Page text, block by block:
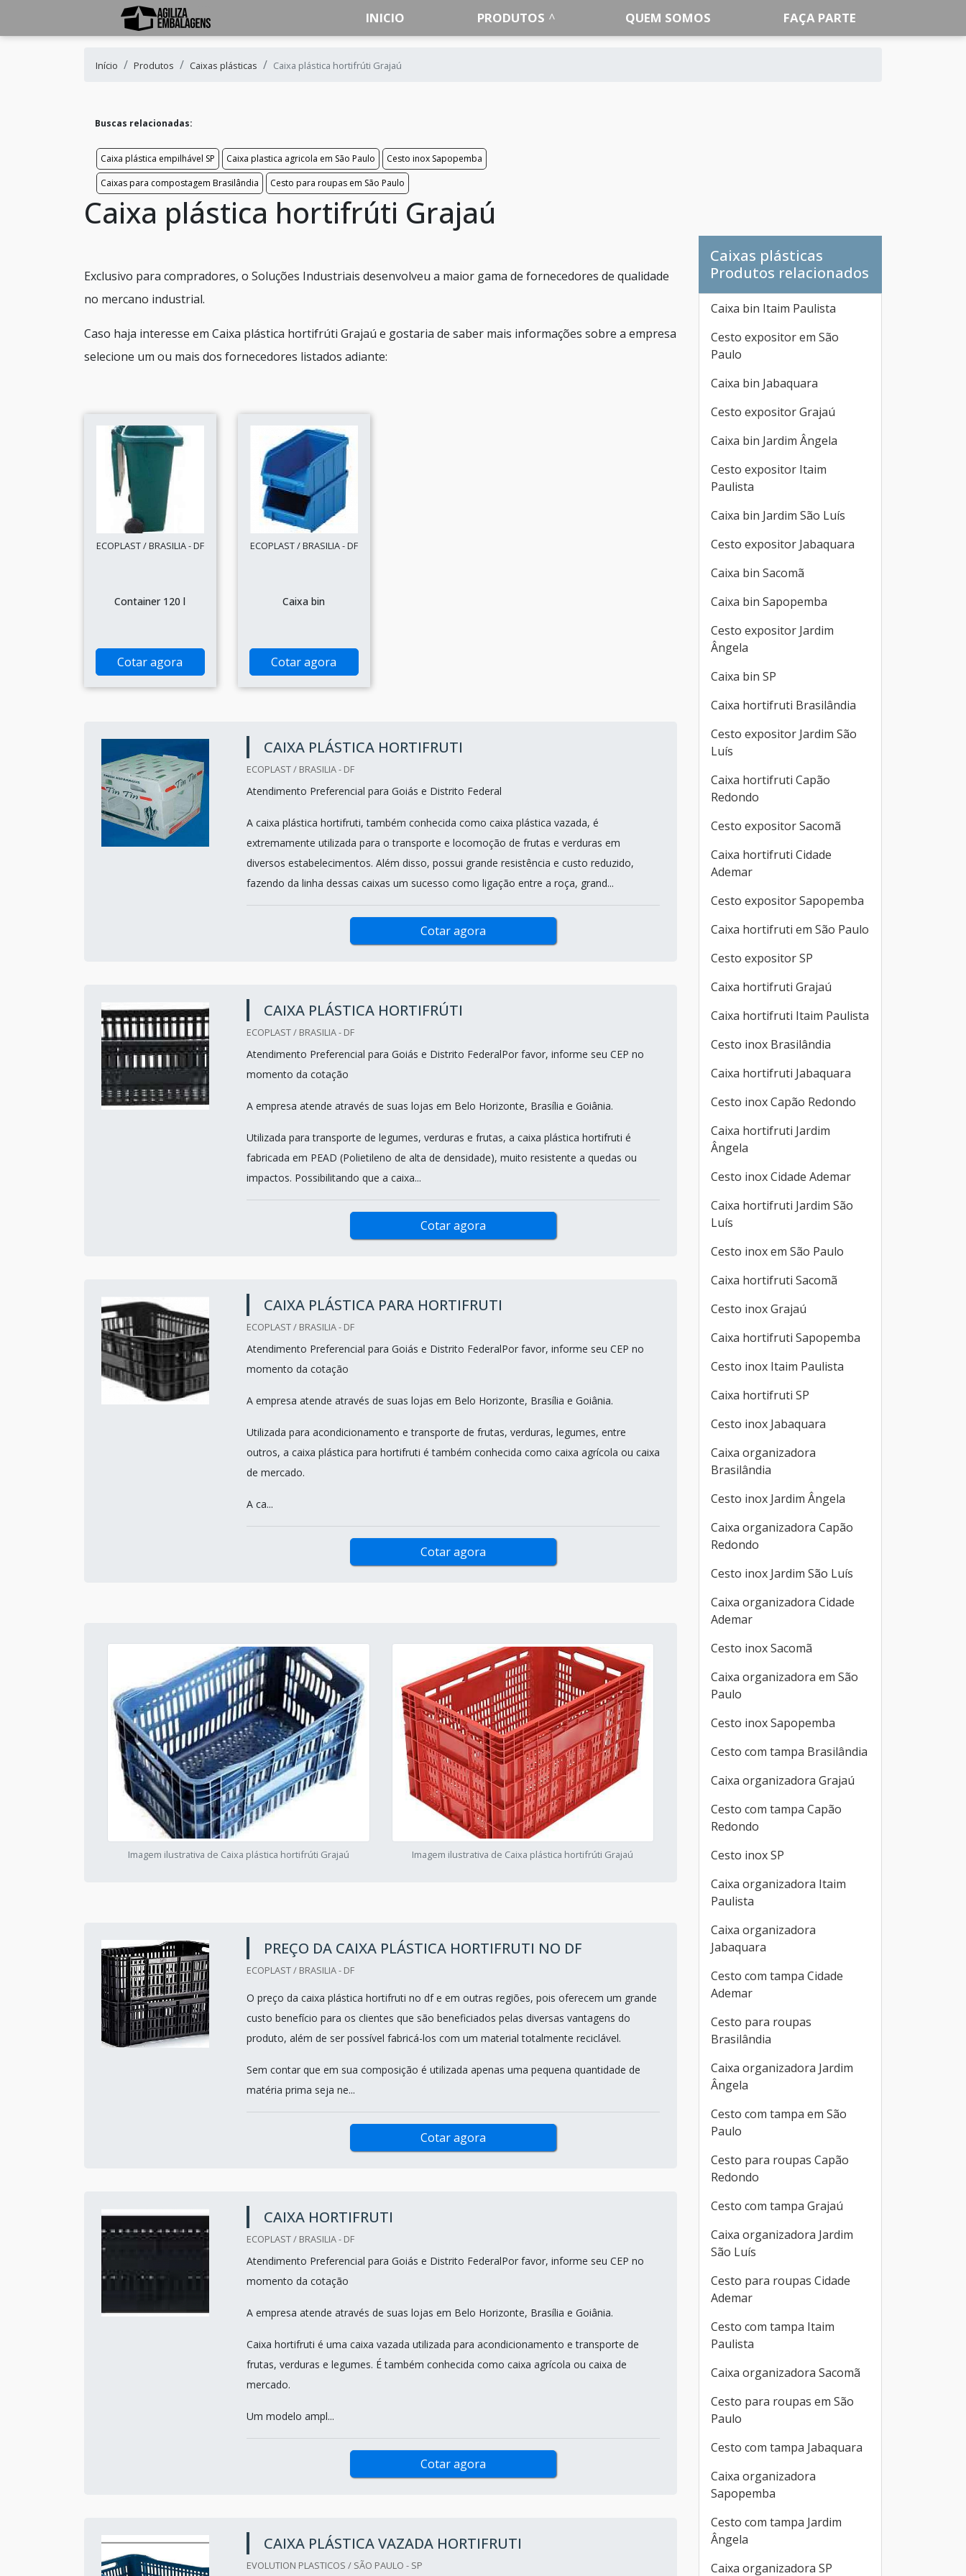
INICIO PRODUTOS QUEM SOMOS FAÇA PARTE
Início Produtos Caixas plásticas Caixa plástica hortifrúti Grajaú
Buscas relacionadas:
Caixa plástica empilhável SP Caixa plastica agricola em São Paulo
Cesto inox Sapopemba
Caixas para compostagem Brasilândia
Cesto para roupas em São Paulo
Caixa plástica hortifrúti Grajaú
Exclusivo para compradores, o Soluções Industriais desenvolveu a maior gama de fornecedores de qualidade
no mercano industrial.
Caso haja interesse em Caixa plástica hortifrúti Grajaú e gostaria de saber mais informações sobre a empresa
selecione um ou mais dos fornecedores listados adiante:
ECOPLAST / BRASILIA - DF
Container 120 l
Cotar agora
ECOPLAST / BRASILIA - DF
Caixa bin
Cotar agora
CAIXA PLÁSTICA HORTIFRUTI
ECOPLAST / BRASILIA - DF
Atendimento Preferencial para Goiás e Distrito Federal
A caixa plástica hortifruti, também conhecida como caixa plástica vazada, é
extremamente utilizada para o transporte e locomoção de frutas e verduras em
diversos estabelecimentos. Além disso, possui grande resistência e custo reduzido,
fazendo da linha dessas caixas um sucesso como ligação entre a roça, grand...
Cotar agora
CAIXA PLÁSTICA HORTIFRÚTI
ECOPLAST / BRASILIA - DF
Atendimento Preferencial para Goiás e Distrito FederalPor favor, informe seu CEP no
momento da cotação
A empresa atende através de suas lojas em Belo Horizonte, Brasília e Goiânia.
Utilizada para transporte de legumes, verduras e frutas, a caixa plástica hortifruti é
fabricada em PEAD (Polietileno de alta de densidade), muito resistente a quedas ou
impactos. Possibilitando que a caixa...
Cotar agora
CAIXA PLÁSTICA PARA HORTIFRUTI
ECOPLAST / BRASILIA - DF
Atendimento Preferencial para Goiás e Distrito FederalPor favor, informe seu CEP no
momento da cotação
A empresa atende através de suas lojas em Belo Horizonte, Brasília e Goiânia.
Utilizada para acondicionamento e transporte de frutas, verduras, legumes, entre
outros, a caixa plástica para hortifruti é também conhecida como caixa agrícola ou caixa
de mercado.
A ca...
Cotar agora
Imagem ilustrativa de Caixa plástica hortifrúti Grajaú Imagem ilustrativa de Caixa plástica hortifrúti Grajaú
PREÇO DA CAIXA PLÁSTICA HORTIFRUTI NO DF
ECOPLAST / BRASILIA - DF
O preço da caixa plástica hortifruti no df e em outras regiões, pois oferecem um grande
custo benefício para os clientes que são beneficiados pelas diversas vantagens do
produto, além de ser possível fabricá-los com um material totalmente reciclável.
Sem contar que em sua composição é utilizada apenas uma pequena quantidade de
matéria prima seja ne...
Cotar agora
CAIXA HORTIFRUTI
ECOPLAST / BRASILIA - DF
Atendimento Preferencial para Goiás e Distrito FederalPor favor, informe seu CEP no
momento da cotação
A empresa atende através de suas lojas em Belo Horizonte, Brasília e Goiânia.
Caixa hortifruti é uma caixa vazada utilizada para acondicionamento e transporte de
frutas, verduras e legumes. É também conhecida como caixa agrícola ou caixa de
mercado.
Um modelo ampl...
Cotar agora
CAIXA PLÁSTICA VAZADA HORTIFRUTI
EVOLUTION PLASTICOS / SÃO PAULO - SP
Caixas plásticas
Produtos relacionados
Caixa bin Itaim Paulista
Cesto expositor em São
Paulo
Caixa bin Jabaquara
Cesto expositor Grajaú
Caixa bin Jardim Ângela
Cesto expositor Itaim
Paulista
Caixa bin Jardim São Luís
Cesto expositor Jabaquara
Caixa bin Sacomã
Caixa bin Sapopemba
Cesto expositor Jardim
Ângela
Caixa bin SP
Caixa hortifruti Brasilândia
Cesto expositor Jardim São
Luís
Caixa hortifruti Capão
Redondo
Cesto expositor Sacomã
Caixa hortifruti Cidade
Ademar
Cesto expositor Sapopemba
Caixa hortifruti em São Paulo
Cesto expositor SP
Caixa hortifruti Grajaú
Caixa hortifruti Itaim Paulista
Cesto inox Brasilândia
Caixa hortifruti Jabaquara
Cesto inox Capão Redondo
Caixa hortifruti Jardim
Ângela
Cesto inox Cidade Ademar
Caixa hortifruti Jardim São
Luís
Cesto inox em São Paulo
Caixa hortifruti Sacomã
Cesto inox Grajaú
Caixa hortifruti Sapopemba
Cesto inox Itaim Paulista
Caixa hortifruti SP
Cesto inox Jabaquara
Caixa organizadora
Brasilândia
Cesto inox Jardim Ângela
Caixa organizadora Capão
Redondo
Cesto inox Jardim São Luís
Caixa organizadora Cidade
Ademar
Cesto inox Sacomã
Caixa organizadora em São
Paulo
Cesto inox Sapopemba
Cesto com tampa Brasilândia
Caixa organizadora Grajaú
Cesto com tampa Capão
Redondo
Cesto inox SP
Caixa organizadora Itaim
Paulista
Caixa organizadora
Jabaquara
Cesto com tampa Cidade
Ademar
Cesto para roupas
Brasilândia
Caixa organizadora Jardim
Ângela
Cesto com tampa em São
Paulo
Cesto para roupas Capão
Redondo
Cesto com tampa Grajaú
Caixa organizadora Jardim
São Luís
Cesto para roupas Cidade
Ademar
Cesto com tampa Itaim
Paulista
Caixa organizadora Sacomã
Cesto para roupas em São
Paulo
Cesto com tampa Jabaquara
Caixa organizadora
Sapopemba
Cesto com tampa Jardim
Ângela
Caixa organizadora SP